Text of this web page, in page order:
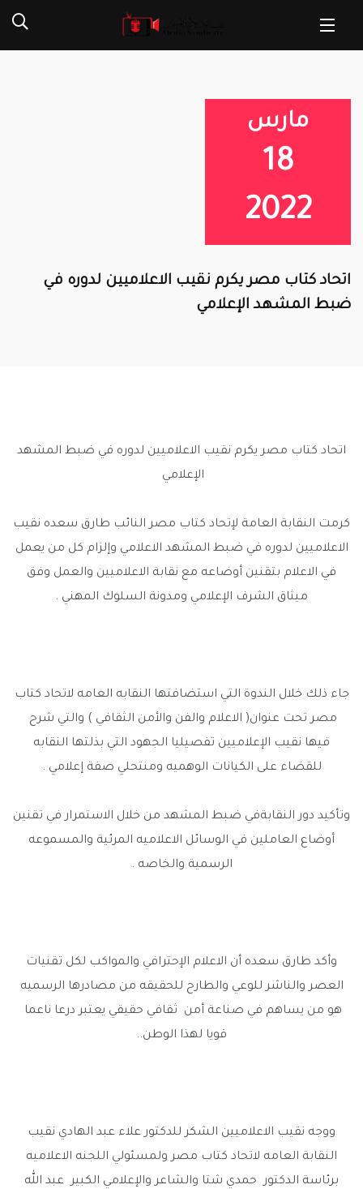
مارس
18
2022
اتحاد كتاب مصر يكرم نقيب الاعلاميين لدوره في
ضبط المشهد الإعلامي
اتحاد كتاب مصر يكرم نقيب الاعلاميين لدوره في ضبط المشهد
الإعلامي
كرمت النقابة العامة لإتحاد كتاب مصر النائب طارق سعده نقيب
الاعلاميين لدوره في ضبط المشهد الاعلامي وإلزام كل من يعمل
في الاعلام بتقنين أوضاعه مع نقابة الاعلاميين والعمل وفق
ميثاق الشرف الإعلامي ومدونة السلوك المهني .
جاء ذلك خلال الندوة التي استضافتها النقابه العامه لاتحاد كتاب
مصر تحت عنوان( الاعلام والفن والأمن الثقافي ) والتي شرح
فيها نقيب الإعلاميين تفصيليا الجهود التي بذلتها النقابه
للقضاء على الكيانات الوهميه ومنتحلي صفة إعلامي .
وتأكيد دور النقابةفي ضبط المشهد من خلال الاستمرار في تقنين
أوضاع العاملين في الوسائل الاعلاميه المرئية والمسموعه
الرسمية والخاصه .
وأكد طارق سعده أن الاعلام الإحترافي والمواكب لكل تقنيات
العصر والناشر للوعي والطارح للحقيقه من مصادرها الرسميه
هو من يساهم في صناعة أمن ثقافي حقيقي يعتبر درعا ناعما
قويا لهذا الوطن..
ووجه نقيب الاعلاميين الشكر للدكتور علاء عبد الهادي نقيب
النقابة العامه لاتحاد كتاب مصر ولمسئولي اللجنه الاعلاميه
برئاسة الدكتور حمدي شتا والشاعر والإعلامي الكبير عبد الله